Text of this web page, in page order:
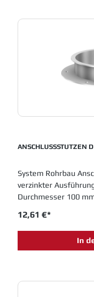
Laufrohre einsetzen.
ANSCHLUSSSTUTZEN
System Rohrbau
verzinkter
Durchmesser 100
Lösungen für das
Entstaubungs- und
Montage und
Laufrohre einsetzen.
12,61 €*
In